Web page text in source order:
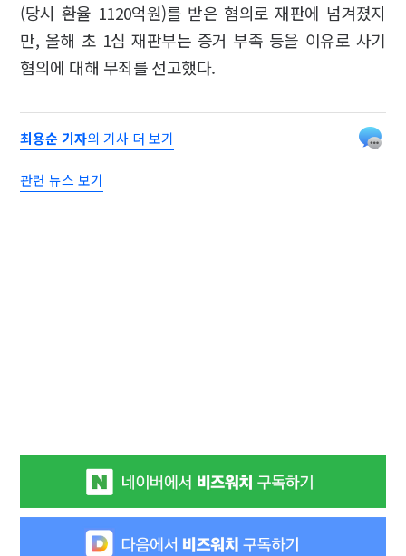
(당시 환율 1120억원)를 받은 혐의로 재판에 넘겨졌지
만, 올해 초 1심 재판부는 증거 부족 등을 이유로 사기
혐의에 대해 무죄를 선고했다.
최용순 기자의 기사 더 보기
관련 뉴스 보기